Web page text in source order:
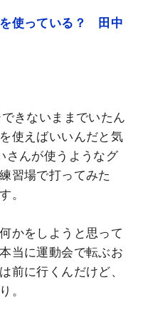
を使っている？ 田中
きないままでいたん
使えばいいんだと気
さんが使うようなグ
習場で打ってみた
。
かをしようと思って
当に運動会で転ぶお
前に行くんだけど、
。